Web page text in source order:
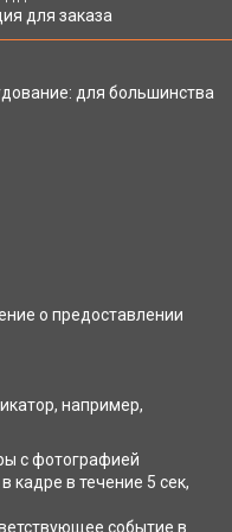
для заказа
для большинства
о предоставлении
например,
с фотографией
кадре в течение 5 сек,
событие в